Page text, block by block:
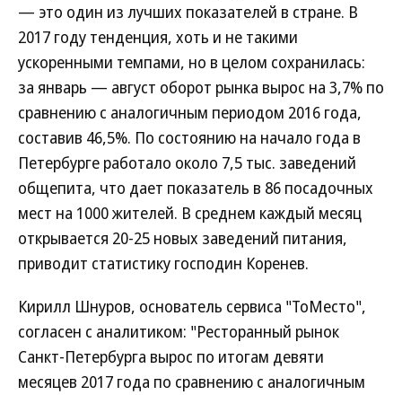
— это один из лучших показателей в стране. В
2017 году тенденция, хоть и не такими
ускоренными темпами, но в целом сохранилась:
за январь — август оборот рынка вырос на 3,7% по
сравнению с аналогичным периодом 2016 года,
составив 46,5%. По состоянию на начало года в
Петербурге работало около 7,5 тыс. заведений
общепита, что дает показатель в 86 посадочных
мест на 1000 жителей. В среднем каждый месяц
открывается 20-25 новых заведений питания,
приводит статистику господин Коренев.
Кирилл Шнуров, основатель сервиса "ТоМесто",
согласен с аналитиком: "Ресторанный рынок
Санкт-Петербурга вырос по итогам девяти
месяцев 2017 года по сравнению с аналогичным